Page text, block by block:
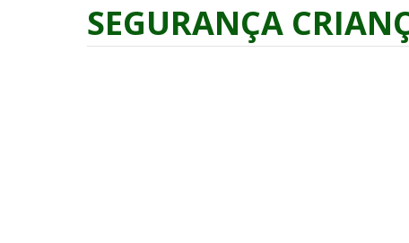
SEGURANÇA